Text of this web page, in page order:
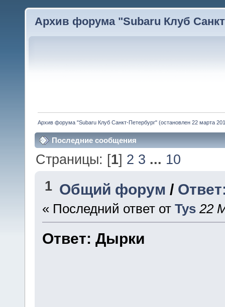
Архив форума "Subaru Клуб
Архив форума "Subaru Клуб Санкт-Петербург" (остановлен 22 марта
Последние сообщения
Страницы: [1] 2 3 ... 10
1 Общий форум /
« Последний ответ от Tys 22
Ответ: Дырки